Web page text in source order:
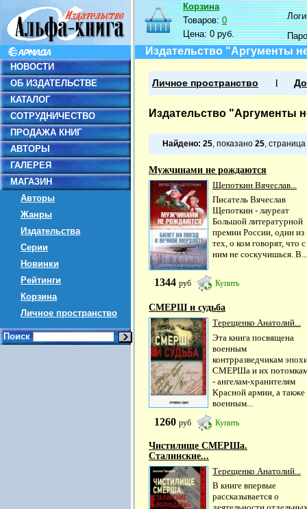
НОВОСТИ
ОБ ИЗДАТЕЛЬСТВЕ
КАТАЛОГ
СОТРУДНИЧЕСТВО
ПРОДАЖА КНИГ
АВТОРЫ
ГАЛЕРЕЯ
МАГАЗИН
Авторы
Жанры
Издательства
Серии
Новинки
Рейтинги
Корзина
Личное пространство
Поиск
Корзина
Товаров:0
Цена:0 руб.
Издательство "Аргументы
Личное пространство
Издательство "Аргументы
Найдено: 25, показано 25, страница
Мужчинами не рождаются
Щепоткин Вячеслав...
Писатель Вячеслав
Щепоткин - лауреат
Большой литературной
премии России, один из
тех, о ком говорят, что с
ним не соскучишься. В...
1344 руб Купить
СМЕРШ и судьба
Терещенко Анатолий...
Эта книга посвящена
военным
контрразведчикам
СМЕРШа и их
- ангелам-хранителям
Красной армии, а также
военным...
1260 руб Купить
Чистилище СМЕРШа.
Сталинские...
Терещенко Анатолий...
В книге впервые
рассказывается о